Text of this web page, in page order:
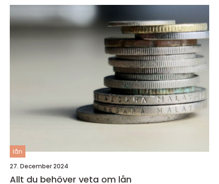
lån
27. December 2024
Allt du behöver veta om lån